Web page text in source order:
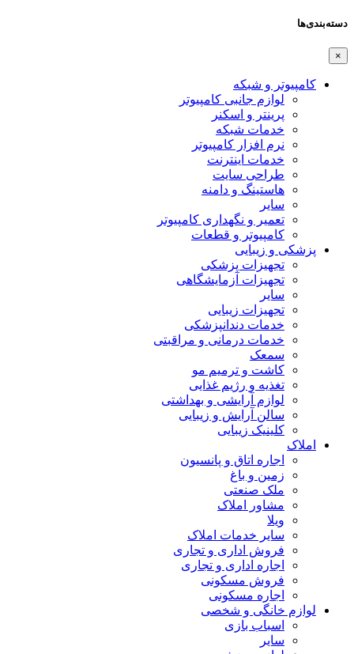
دسته‌بندی‌ها
×
کامپیوتر و شبکه
لوازم جانبی کامپیوتر
پرینتر و اسکنر
خدمات شبکه
نرم افزار کامپیوتر
خدمات اینترنت
طراحی سایت
هاستینگ و دامنه
سایر
تعمیر و نگهداری کامپیوتر
کامپیوتر و قطعات
پزشکی و زیبایی
تجهیزات پزشکی
تجهیزات آزمایشگاهی
سایر
تجهیزات زیبایی
خدمات دندانپزشکی
خدمات درمانی و مراقبتی
سمعک
کاشت و ترمیم مو
تغذیه و رژیم غذایی
لوازم آرایشی و بهداشتی
سالن آرایش و زیبایی
کلینیک زیبایی
املاک
اجاره اتاق و پانسیون
زمین و باغ
ملک صنعتی
مشاور املاک
ویلا
سایر خدمات املاک
فروش اداری و تجاری
اجاره اداری و تجاری
فروش مسکونی
اجاره مسکونی
لوازم خانگی و شخصی
اسباب بازی
سایر